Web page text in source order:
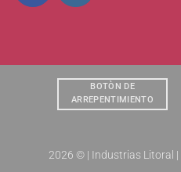
BOTÒN DE
ARREPENTIMIENTO
2026 © | Industrias Litoral |